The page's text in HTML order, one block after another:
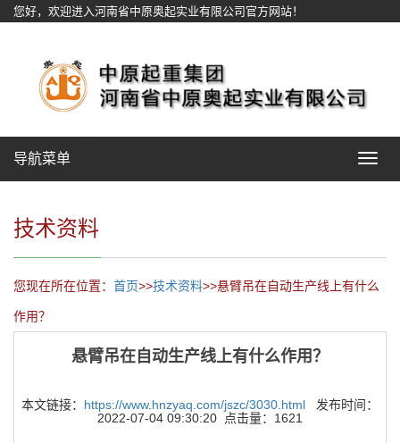
您好，欢迎进入河南省中原奥起实业有限公司官方网站！
Toggle
导航菜单
技术资料
您现在所在位置： 首页>>技术资料>>悬臂吊在自动生产线上有什么
作用？
悬臂吊在自动生产线上有什么作用？
本文链接： https://www.hnzyaq.com/jszc/3030.html 发布时间：
2022-07-04 09:30:20 点击量：1621